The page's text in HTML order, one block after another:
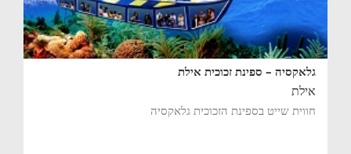
גלאקסיה – ספינת זכוכית אילת
אילת
חווית שייט בספינת הזכוכית גלאקסיה